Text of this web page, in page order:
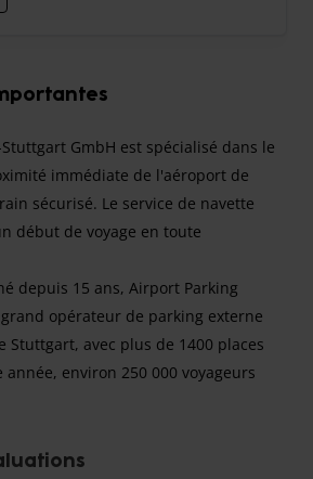
GmbH est spécialisé dans le
immédiate de l'aéroport de
sécurisé. Le service de navette
début de voyage en toute
depuis 15 ans, Airport Parking
opérateur de parking externe
Stuttgart, avec plus de 1400 places
environ 250 000 voyageurs